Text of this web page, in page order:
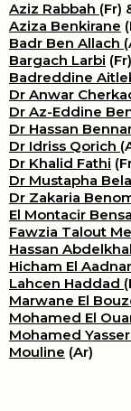
Aziz Rabbah (Fr)
Aziza Benkirane
Badr Ben Allach
Bargach Larbi (Fr)
Badreddine
Dr Anwar
Dr Az-Eddine
Dr Hassan
Dr Idriss Qorich
Dr Khalid Fathi
Dr Mustapha
Dr Zakaria
El Montacir
Fawzia Talout
Hassan
Hicham El
Lahcen Haddad
Marwane El
Mohamed El
Mohamed
Mouline (Ar)